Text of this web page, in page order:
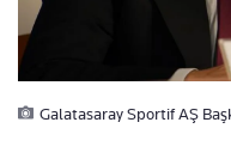
Galatasaray Sportif AŞ